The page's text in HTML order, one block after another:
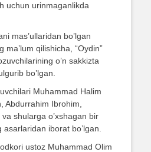
uchun urinmaganlikda
mas’ullaridan bo’lgan
ma’lum qilishicha, “Oydin”
o’n sakkizta
bo’lgan.
Muhammad Halim
Abdurrahim Ibrohim,
shularga o’xshagan bir
iborat bo’lgan.
ustoz Muhammad Olim